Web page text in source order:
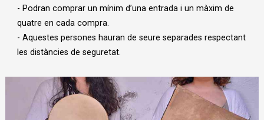
- Podran comprar un mínim d’una entrada i un màxim de
quatre en cada compra.
- Aquestes persones hauran de seure separades respectant
les distàncies de seguretat.